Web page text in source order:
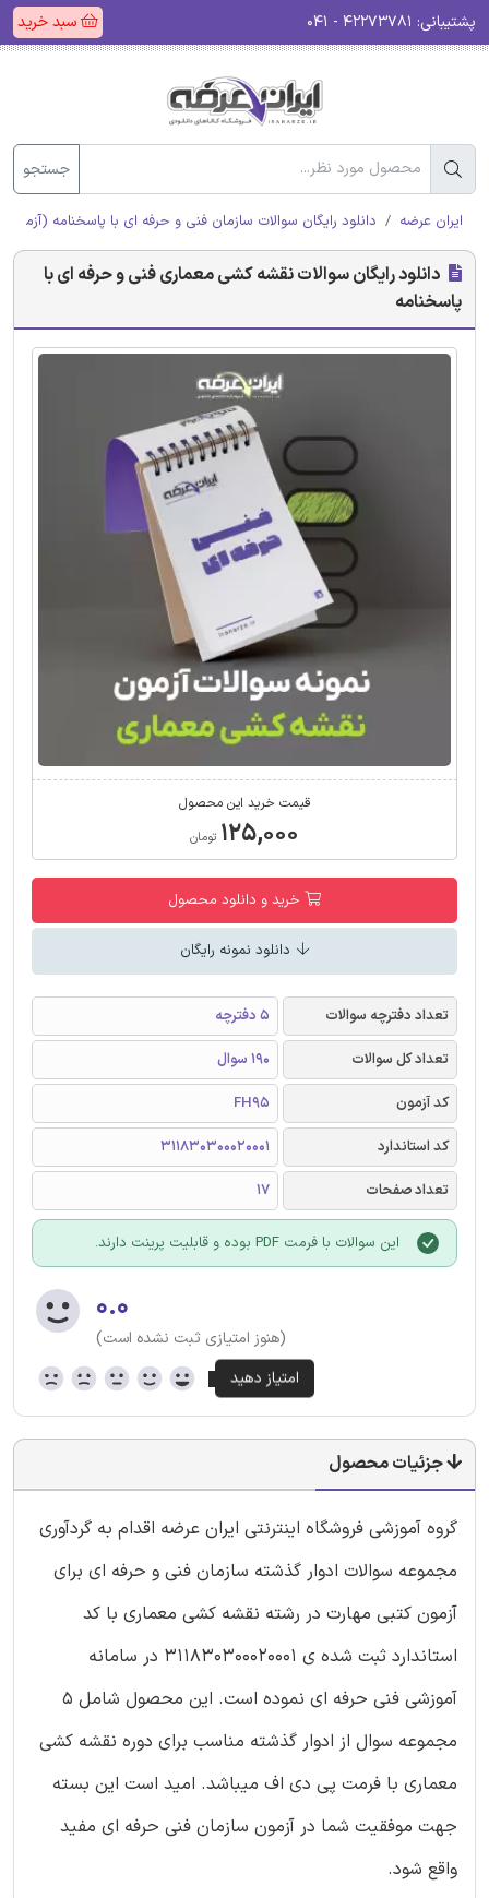
پشتیبانی: سبد خرید
جستجو
ایران عرضه دانلود رایگان سوالات سازمان فنی و حرفه ای با پاسخنامه (آزمون
دانلود رایگان سوالات نقشه کشی معماری فنی و حرفه ای با
پاسخنامه
قیمت خرید این محصول
۱۲۵,۰۰۰ تومان
خرید و دانلود محصول
دانلود نمونه رایگان
تعداد دفترچه سوالات
5 دفترچه
تعداد کل سوالات
190 سوال
کد آزمون
FH95
کد استاندارد
311830300020001
تعداد صفحات
17
این سوالات با فرمت PDF بوده و قابلیت پرینت دارند.
۰.۰
(هنوز امتیازی ثبت نشده است)
جزئیات محصول
گروه آموزشی فروشگاه اینترنتی ایران عرضه اقدام به گردآوری
مجموعه سوالات ادوار گذشته سازمان فنی و حرفه ای برای
آزمون کتبی مهارت در رشته نقشه کشی معماری با کد
استاندارد ثبت شده ی 311830300020001 در سامانه
آموزشی فنی حرفه ای نموده است. این محصول شامل 5
مجموعه سوال از ادوار گذشته مناسب برای دوره نقشه کشی
معماری با فرمت پی دی اف میباشد. امید است این بسته
جهت موفقیت شما در آزمون سازمان فنی حرفه ای مفید
واقع شود.